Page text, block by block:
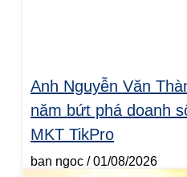
Anh Nguyễn Văn
năm bứt phá doanh
MKT TikPro
ban ngoc 01/08/2026